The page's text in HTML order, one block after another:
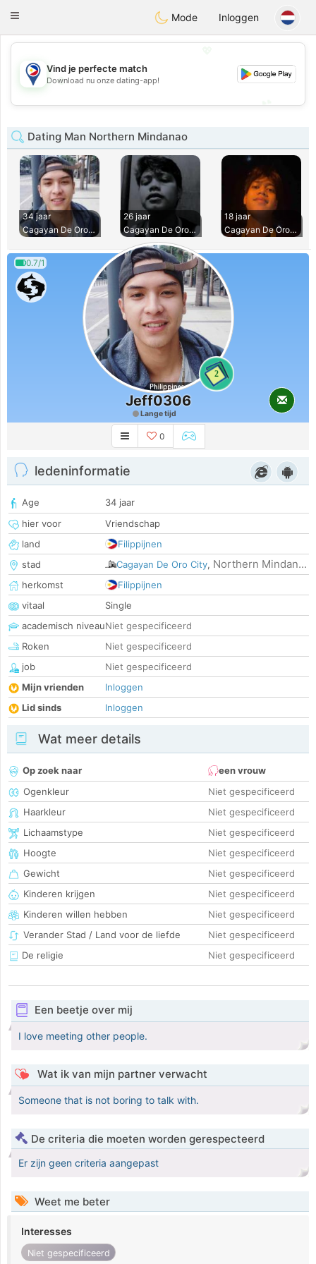
PhilippinesChat
Toggle
Mode Inloggen
💖
💕
Vind je perfecte match
Download nu onze dating-app!
Dating Man Northern Mindanao
34 jaar
Cagayan De Oro Cit
26 jaar
Cagayan De Oro Cit
18 jaar
Cagayan De Oro Cit
0.7/1
2
Jeff0306
Lange tijd
0
ledeninformatie
Age
34 jaar
hier voor
Vriendschap
land
Filippijnen
stad
Cagayan De Oro City, Northern Mindan...
herkomst
Filippijnen
vitaal
Single
academisch niveauNiet gespecificeerd
Roken
Niet gespecificeerd
job
Niet gespecificeerd
Mijn vrienden
Inloggen
Lid sinds
Inloggen
Wat meer details
Op zoek naar
een vrouw
Ogenkleur
Niet gespecificeerd
Haarkleur
Niet gespecificeerd
Lichaamstype
Niet gespecificeerd
Hoogte
Niet gespecificeerd
Gewicht
Niet gespecificeerd
Kinderen krijgen
Niet gespecificeerd
Kinderen willen hebben
Niet gespecificeerd
Verander Stad / Land voor de liefde
Niet gespecificeerd
De religie
Niet gespecificeerd
Een beetje over mij
I love meeting other people.
Wat ik van mijn partner verwacht
Someone that is not boring to talk with.
De criteria die moeten worden gerespecteerd
Er zijn geen criteria aangepast
Weet me beter
Interesses
Niet gespecificeerd